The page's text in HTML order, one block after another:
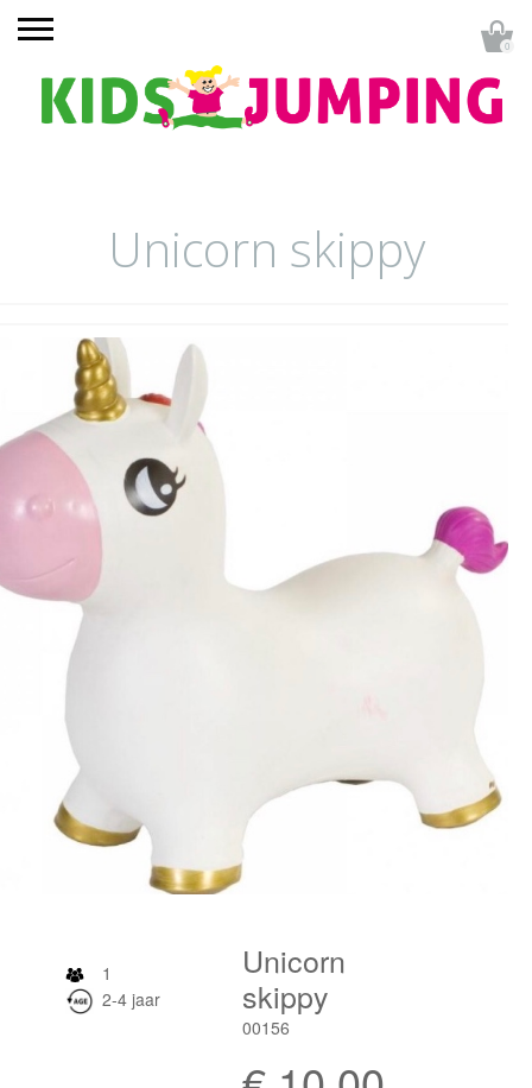
0
Unicorn skippy
1
2-4 jaar
Unicorn
skippy
00156